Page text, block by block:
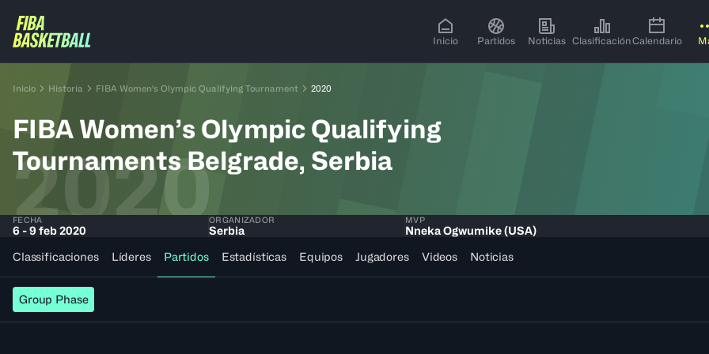
Inicio Partidos Noticias ClasificaciónCalendario
Inicio Historia FIBA Women's Olympic Qualifying Tournament 2020
FIBA Women’s Olympic Qualifying
Tournaments Belgrade, Serbia
2020
FECHA
6 - 9 feb 2020
ORGANIZADOR
Serbia
MVP
Nneka Ogwumike (USA)
Classificaciones
Líderes Partidos Estadísticas Equipos Jugadores Videos Noticias
Group Phase